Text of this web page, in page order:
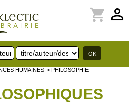
perm_identity
shopping_cart
HUMAINES > PHILOSOPHIE